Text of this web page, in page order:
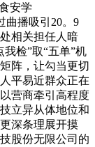
安学
曲播吸引20。9
相关担任人暗
检”取“五单”机
阵，让勾当更切
平易近群众正在
营商牵引高程度
立异从体地位和
深条理展开摸
股份无限公司的